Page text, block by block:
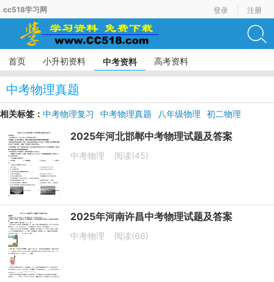
cc518学习网 登录 注册
首页 小升初资料 中考资料 高考资料
中考物理真题
相关标签： 中考物理复习 中考物理真题 八年级物理
初二物理
2025年河北邯郸中考物理试题及答案
中考物理 阅读(45)
2025年河南许昌中考物理试题及答案
中考物理 阅读(66)